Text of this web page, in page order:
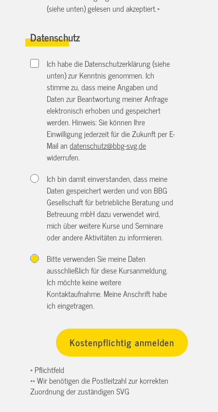
(siehe unten) gelesen und akzeptiert.*
Datenschutz
Ich habe die Datenschutzerklärung (siehe
unten) zur Kenntnis genommen. Ich
stimme zu, dass meine Angaben und
Daten zur Beantwortung meiner Anfrage
elektronisch erhoben und gespeichert
werden. Hinweis: Sie können Ihre
Einwilligung jederzeit für die Zukunft per E-
Mail andatenschutz@bbg-svg.de
widerrufen.
Ich bin damit einverstanden, dass meine
Daten gespeichert werden und von BBG
Gesellschaft für betriebliche Beratung und
Betreuung mbH dazu verwendet wird,
mich über weitere Kurse und Seminare
oder andere Aktivitäten zu informieren.
Bitte verwenden Sie meine Daten
ausschließlich für diese Kursanmeldung.
Ich möchte keine weitere
Kontaktaufnahme. Meine Anschrift habe
ich eingetragen.
* Pflichtfeld
** Wir benötigen die Postleitzahl zur korrekten
Zuordnung der zuständigen SVG